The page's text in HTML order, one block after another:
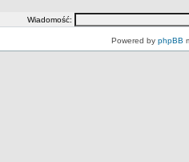
Wiadomość:
Powered by phpBB